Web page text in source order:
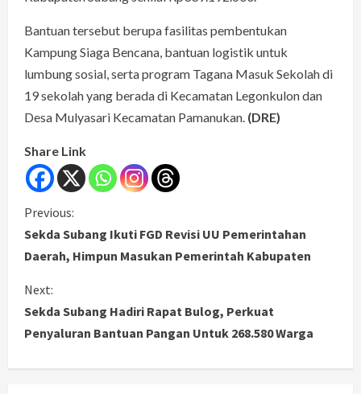
Bantuan tersebut berupa fasilitas pembentukan
Kampung Siaga Bencana, bantuan logistik untuk
lumbung sosial, serta program Tagana Masuk Sekolah di
19 sekolah yang berada di Kecamatan Legonkulon dan
Desa Mulyasari Kecamatan Pamanukan. (DRE)
Share Link
C
o
n
t
Previous:
Sekda Subang Ikuti FGD Revisi UU Pemerintahan
Daerah, Himpun Masukan Pemerintah Kabupaten
Next:
Sekda Subang Hadiri Rapat Bulog, Perkuat
Penyaluran Bantuan Pangan Untuk 268.580 Warga